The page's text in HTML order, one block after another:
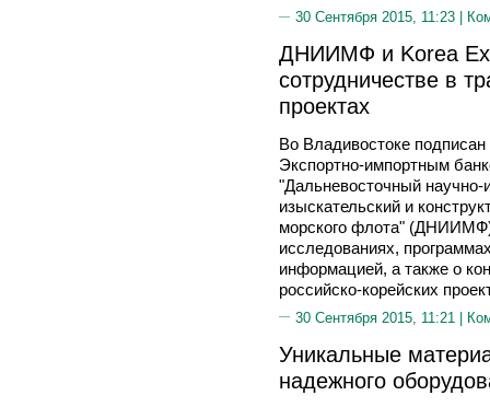
30 Сентября 2015, 11:23 |
ДНИИМФ и Korea
сотрудничестве в
проектах
Во Владивостоке
Экспортно-импортным
"Дальневосточный научно-
изыскательский и
морского флота"
исследованиях,
информацией, а также о
российско-корейских
30 Сентября 2015, 11:21 |
Уникальные
надежного